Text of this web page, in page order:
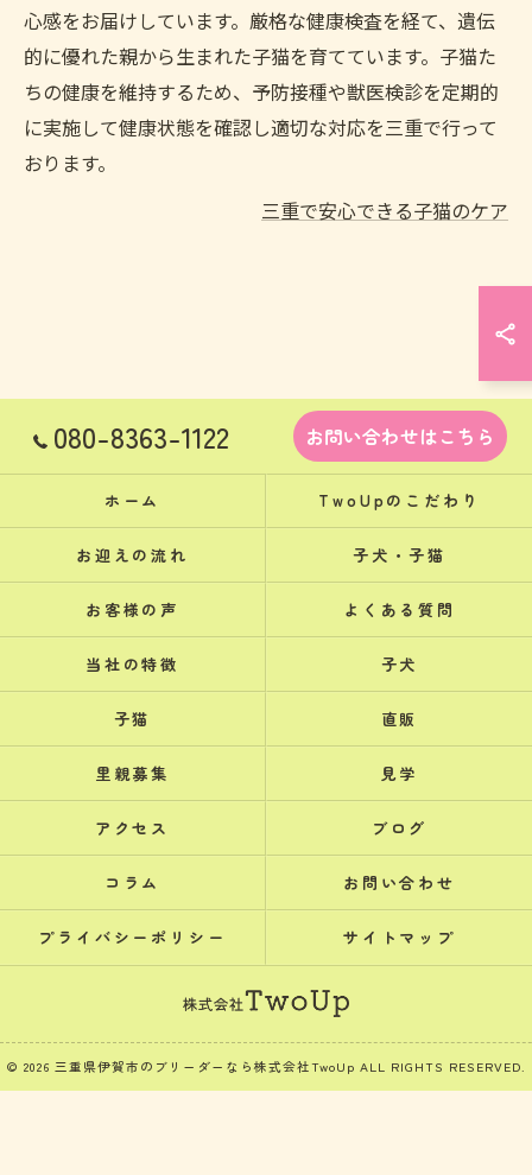
心感をお届けしています。厳格な健康検査を経て、遺伝
的に優れた親から生まれた子猫を育てています。子猫た
ちの健康を維持するため、予防接種や獣医検診を定期的
に実施して健康状態を確認し適切な対応を三重で行って
おります。
三重で安心できる子猫のケア
080-8363-1122 お問い合わせはこちら
ホーム TwoUpのこだわり
お迎えの流れ 子犬・子猫
お客様の声 よくある質問
当社の特徴 子犬
子猫 直販
里親募集 見学
アクセス ブログ
コラム お問い合わせ
プライバシーポリシー サイトマップ
© 2026 三重県伊賀市のブリーダーなら株式会社TwoUp ALL RIGHTS RESERVED.